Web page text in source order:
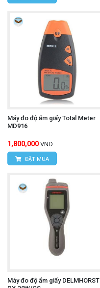
Máy đo độ ẩm giấy Total Meter
MD916
1,800,000 VND
ĐẶT MUA
Máy đo độ ẩm giấy DELMHORST